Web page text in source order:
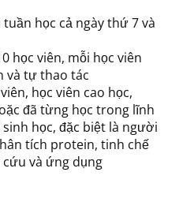
học cả ngày thứ 7 và
học viên, mỗi học viên
và tự thao tác
học viên cao học,
đã từng học trong lĩnh
học, đặc biệt là người
tích protein, tinh chế
và ứng dụng